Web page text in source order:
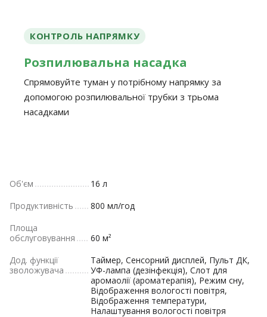
КОНТРОЛЬ НАПРЯМКУ
Розпилювальна насадка
Спрямовуйте туман у потрібному напрямку за
допомогою розпилювальної трубки з трьома
насадками
Об'єм
16 л
Продуктивність
800 мл/год
Площа
обслуговування
60 м²
Дод. функції
зволожувача
Таймер, Сенсорний дисплей, Пульт ДК,
УФ-лампа (дезінфекція), Слот для
аромаолії (ароматерапія), Режим сну,
Відображення вологості повітря,
Відображення температури,
Налаштування вологості повітря